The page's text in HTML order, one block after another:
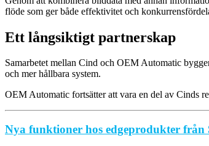
flöde som ger både effektivitet och
Ett långsiktigt partnerskap
Samarbetet mellan Cind och OEM Automatic
och mer hållbara system.
OEM Automatic fortsätter att vara en del av Cinds
Nya funktioner hos edgeprodukter